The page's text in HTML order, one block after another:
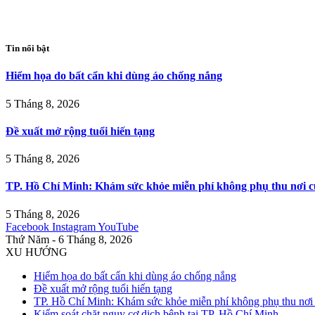
Tin nổi bật
Hiểm họa do bất cẩn khi dùng áo chống nắng
5 Tháng 8, 2026
Đề xuất mở rộng tuổi hiến tạng
5 Tháng 8, 2026
TP. Hồ Chí Minh: Khám sức khỏe miễn phí không phụ thu nơi
5 Tháng 8, 2026
Facebook InstagramYouTube
Thứ Năm - 6 Tháng 8, 2026
XU HƯỚNG
Hiểm họa do bất cẩn khi dùng áo chống nắng
Đề xuất mở rộng tuổi hiến tạng
TP. Hồ Chí Minh: Khám sức khỏe miễn phí không phụ thu nơi